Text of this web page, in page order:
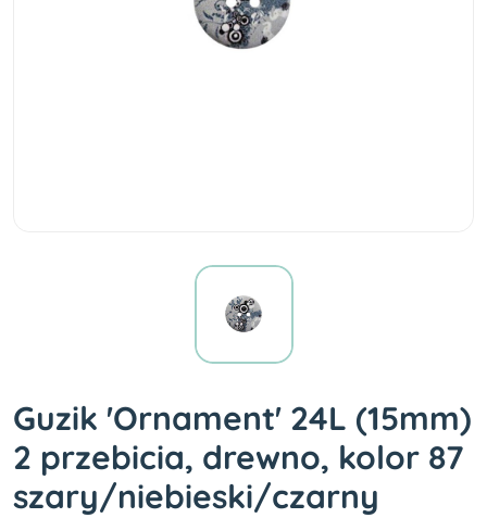
Guzik 'Ornament' 24L (15mm)
2 przebicia, drewno, kolor 87
szary/niebieski/czarny